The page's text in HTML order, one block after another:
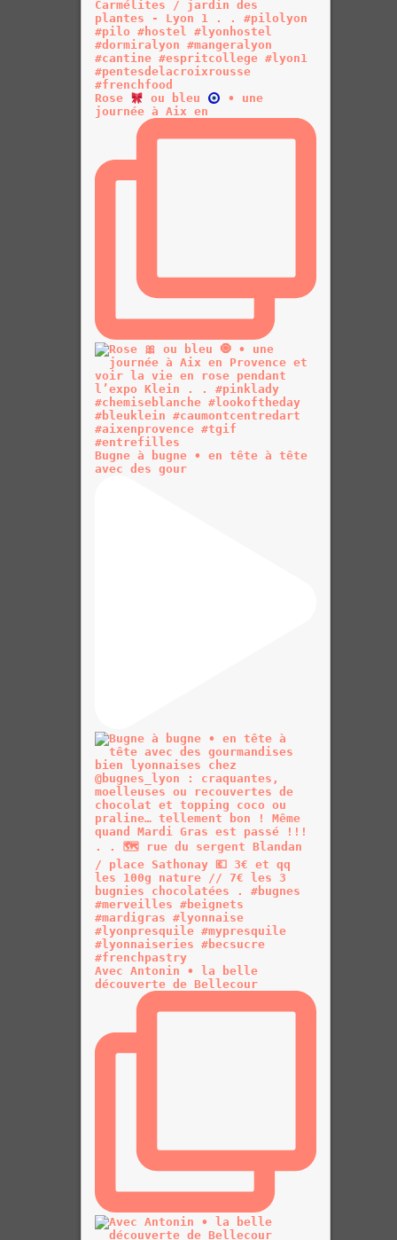
Rose ou bleu
• une
journée à Aix en
Bugne à bugne • en tête à tête
avec des gour
Avec Antonin • la belle
découverte de Bellecour